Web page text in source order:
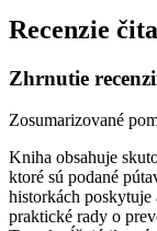
Recenzie
Zhrnutie
Zosumarizované
Kniha obsahuje
ktoré sú podané
historkách
praktické rady o